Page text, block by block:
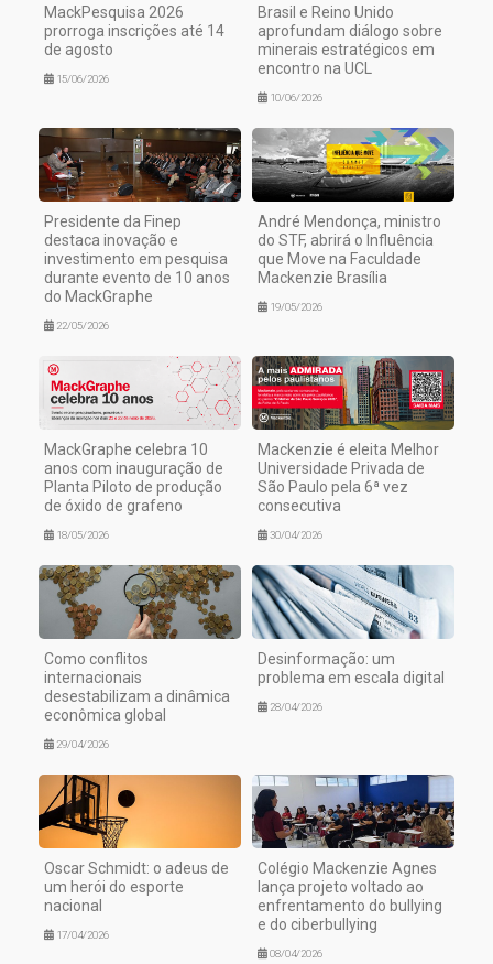
MackPesquisa 2026
prorroga inscrições até 14
de agosto
15/06/2026
Brasil e Reino Unido
aprofundam diálogo sobre
minerais estratégicos em
encontro na UCL
10/06/2026
Presidente da Finep
destaca inovação e
investimento em pesquisa
durante evento de 10 anos
do MackGraphe
22/05/2026
André Mendonça, ministro
do STF, abrirá o Influência
que Move na Faculdade
Mackenzie Brasília
19/05/2026
MackGraphe celebra 10
anos com inauguração de
Planta Piloto de produção
de óxido de grafeno
18/05/2026
Mackenzie é eleita Melhor
Universidade Privada de
São Paulo pela 6ª vez
consecutiva
30/04/2026
Como conflitos
internacionais
desestabilizam a dinâmica
econômica global
29/04/2026
Desinformação: um
problema em escala digital
28/04/2026
Oscar Schmidt: o adeus de
um herói do esporte
nacional
17/04/2026
Colégio Mackenzie Agnes
lança projeto voltado ao
enfrentamento do bullying
e do ciberbullying
08/04/2026